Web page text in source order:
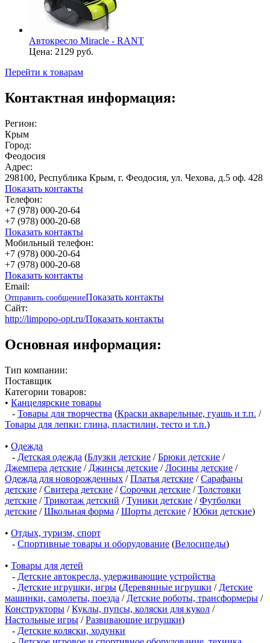
Автокресло Miracle - RANT
Цена: 2129 руб.
Перейти к товарам
Контактная информация:
Регион:
Крым
Город:
Феодосия
Адрес:
298100, Республика Крым, г. Феодосия, ул. Чехова, д.5 оф. 428
Показать контакты
Телефон:
+7 (978) 000-20-64
+7 (978) 000-20-68
Показать контакты
Мобильный телефон:
+7 (978) 000-20-64
+7 (978) 000-20-68
Показать контакты
Email:
Отправить сообщениеПоказать контакты
Сайт:
http://limpopo-opt.ru/Показать контакты
Основная информация:
Тип компании:
Поставщик
Категории товаров:
• Канцелярские товары
- Товары для творчества (Краски акварельные, гуашь и т.п. /
Товары для лепки: глина, пластилин, тесто и т.п.)
• Одежда
- Детская одежда (Блузки детские /Брюки детские /
Джемпера детские / Джинсы детские /Лосины детские /
Одежда для новорожденных /Платья детские /Сарафаны
детские /Свитера детские /Сорочки детские /Толстовки
детские /Трикотаж детский /Туники детские /Футболки
детские /Школьная форма /Шорты детские /Юбки детские)
• Отдых, туризм, спорт
- Спортивные товары и оборудование (Велосипеды)
• Товары для детей
- Детские автокресла, удерживающие устройства
- Детские игрушки, игры (Деревянные игрушки / Детские
машинки, самолеты, поезда / Детские роботы, трансформеры /
Конструкторы /Куклы, пупсы, коляски для кукол /
Настольные игры /Развивающие игрушки)
- Детские коляски, ходунки